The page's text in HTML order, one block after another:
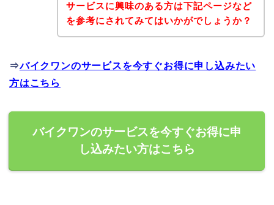
サービスに興味のある方は下記ページなど
を参考にされてみてはいかがでしょうか？
⇒バイクワンのサービスを今すぐお得に申し込みたい
方はこちら
バイクワンのサービスを今すぐお得に申
し込みたい方はこちら